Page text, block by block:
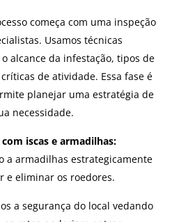
começa com uma inspeção
Usamos técnicas
alcance da infestação, tipos de
de atividade. Essa fase é
planejar uma estratégia de
necessidade.
iscas e armadilhas:
a armadilhas estrategicamente
e eliminar os roedores.
a segurança do local vedando